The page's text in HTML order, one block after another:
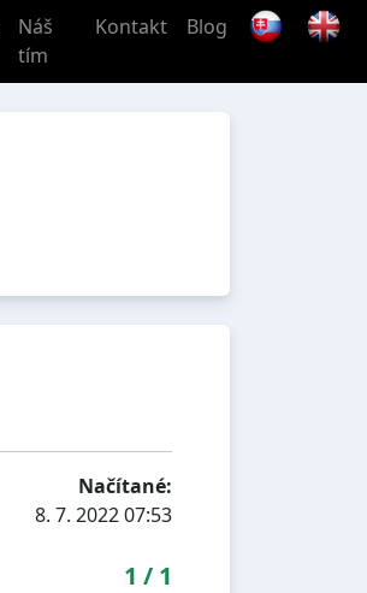
Náš
tím
Kontakt Blog
Načítané:
8. 7. 2022 07:53
1 / 1